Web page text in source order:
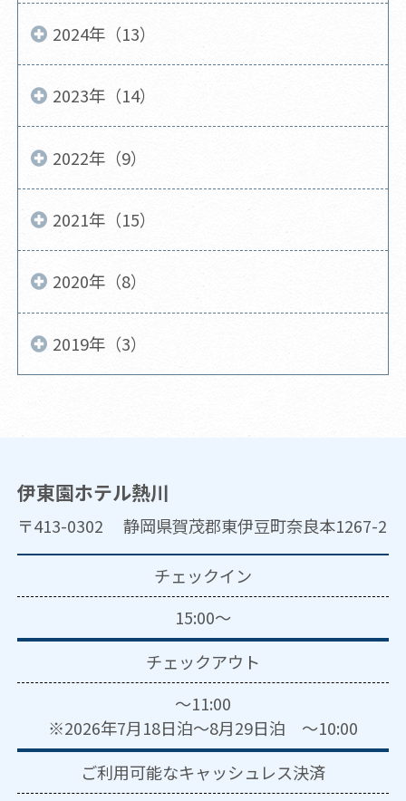
2024年（13）
2023年（14）
2022年（9）
2021年（15）
2020年（8）
2019年（3）
伊東園ホテル熱川
〒413-0302 静岡県賀茂郡東伊豆町奈良本1267-2
チェックイン
15:00～
チェックアウト
～11:00
※2026年7月18日泊～8月29日泊 ～10:00
ご利用可能なキャッシュレス決済